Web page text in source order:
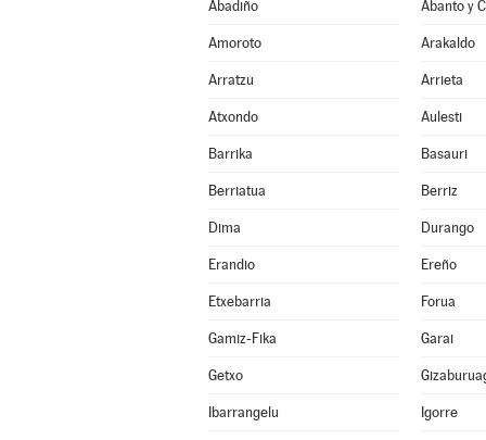
Abadiño
Amoroto Arakaldo
Arratzu Arrieta
Atxondo Aulesti
Barrika Basauri
Berriatua Berriz
Dima Durango
Erandio Ereño
Etxebarria Forua
Gamiz-Fika Garai
Getxo
Ibarrangelu Igorre